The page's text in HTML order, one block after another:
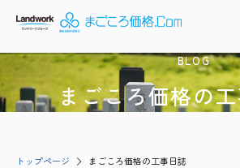
BLOG
まごころ価格の
トップページ まごころ価格の工事日誌